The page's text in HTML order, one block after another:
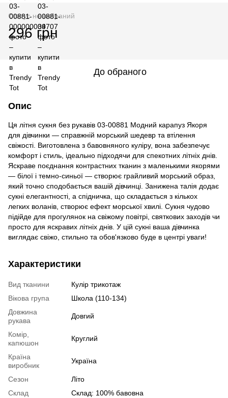
Статус не вибраний
296 грн
До обраного
Опис
Ця літня сукня без рукавів 03-00881 Модний карапуз Якоря
для дівчинки — справжній морський шедевр та втілення
свіжості. Виготовлена з бавовняного куліру, вона забезпечує
комфорт і стиль, ідеально підходячи для спекотних літніх днів.
Яскраве поєднання контрастних тканин з маленькими якорями
— білої і темно-синьої — створює грайливий морський образ,
який точно сподобається вашій дівчинці. Занижена талія додає
сукні елегантності, а спідничка, що складається з кількох
легких воланів, створює ефект морської хвилі. Сукня чудово
підійде для прогулянок на свіжому повітрі, святкових заходів чи
просто для яскравих літніх днів. У цій сукні ваша дівчинка
виглядає свіжо, стильно та обов'язково буде в центрі уваги!
Характеристики
Вид тканини
Кулір трикотаж
Вікова група
Школа (110-134)
Довжина
рукава
Довгий
Комір,
капюшон
Круглий
Країна
виробник
Україна
Сезон
Літо
Склад
Склад: 100% бавовна